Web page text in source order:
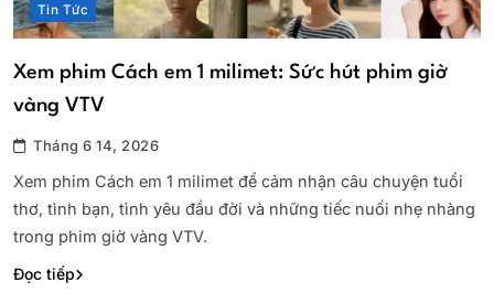
Tin Tức
Xem phim Cách em 1 milimet: Sức hút phim giờ
vàng VTV
Tháng 6 14, 2026
Xem phim Cách em 1 milimet để cảm nhận câu chuyện tuổi
thơ, tình bạn, tình yêu đầu đời và những tiếc nuối nhẹ nhàng
trong phim giờ vàng VTV.
Đọc tiếp